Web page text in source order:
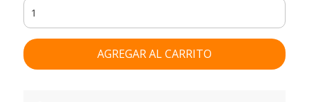
AGREGAR AL CARRITO